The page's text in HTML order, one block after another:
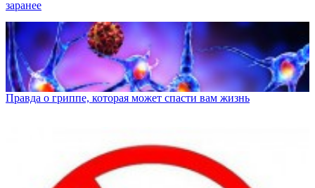
заранее
Правда о гриппе, которая может спасти вам жизнь